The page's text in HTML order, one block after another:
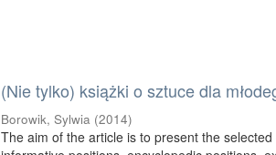
(Nie tylko) książki o sztuce dla
Borowik, Sylwia (2014)
The aim of the article is to present the